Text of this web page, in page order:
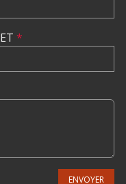
*
ENVOYER